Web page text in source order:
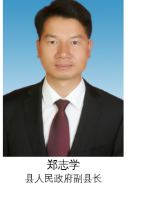
郑志学
县人民政府副县长